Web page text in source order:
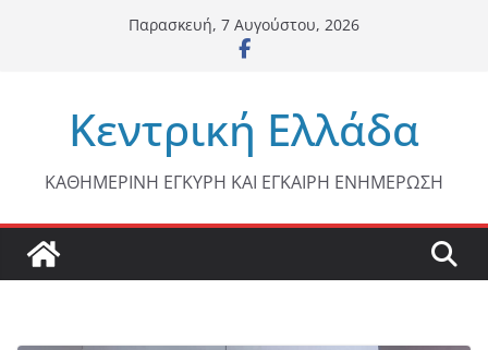
Παρασκευή, 7 Αυγούστου, 2026
Κεντρική Ελλάδα
ΚΑΘΗΜΕΡΙΝΗ ΕΓΚΥΡΗ ΚΑΙ ΕΓΚΑΙΡΗ ΕΝΗΜΕΡΩΣΗ